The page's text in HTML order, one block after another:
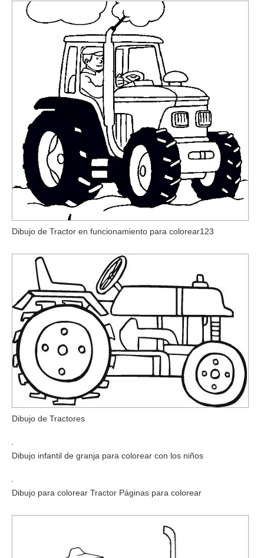
Dibujo de Tractor en funcionamiento para colorear123
Dibujo de Tractores
Dibujo infantil de granja para colorear con los niños
Dibujo para colorear Tractor Páginas para colorear